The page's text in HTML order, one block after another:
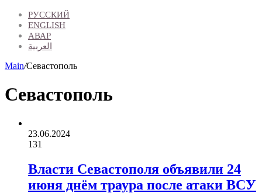
РУССКИЙ
ENGLISH
АВАР
العربية
Main/Севастополь
Севастополь
23.06.2024
131
Власти Севастополя объявили 24
июня днём траура после атаки ВСУ